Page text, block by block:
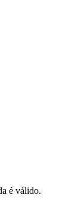
é válido.